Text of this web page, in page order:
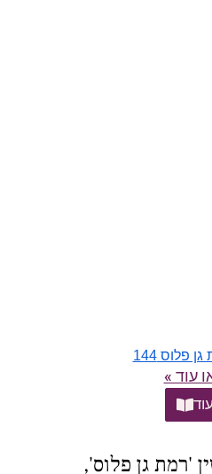
פלוס 144
עוד »
'רמת גן פלוס',